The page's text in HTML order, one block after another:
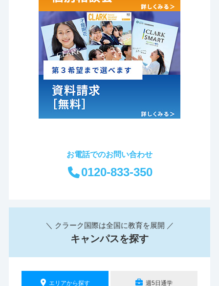
お電話でのお問い合わせ
0120-833-350
＼ クラーク国際は全国に教育を展開 ／
キャンパスを探す
エリアから探す 週5日通学